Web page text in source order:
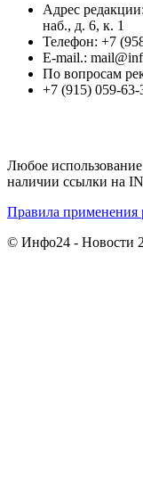
Адрес
наб., д. 6, к. 1
Телефон: +7
E-mail.:
По вопросам
+7 (915) 059-63-
Любое использование
наличии ссылки на
Правила применения
© Инфо24 - Новости